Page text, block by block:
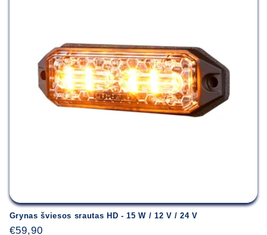
Grynas šviesos srautas HD - 15 W / 12 V / 24 V
Įprasta
€59,90